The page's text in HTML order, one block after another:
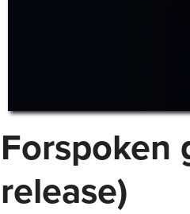
Forspoken
release)